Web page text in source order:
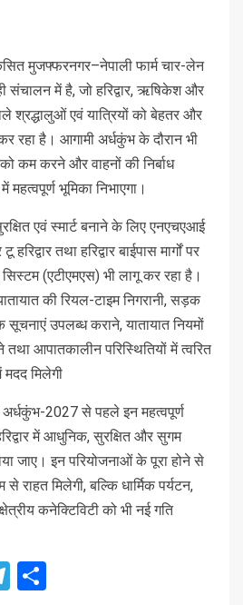
मुजफ्फरनगर–नेपाली फार्म चार-लेन
संचालन में है, जो हरिद्वार, ऋषिकेश और
श्रद्धालुओं एवं यात्रियों को बेहतर और
रहा है। आगामी अर्धकुंभ के दौरान भी
को कम करने और वाहनों की निर्बाध
भूमिका निभाएगा।
एवं स्मार्ट बनाने के लिए एनएचएआई
तथा हरिद्वार बाईपास मार्गों पर
(एटीएमएस) भी लागू कर रहा है।
की रियल-टाइम निगरानी, सड़क
उपलब्ध कराने, यातायात नियमों
आपातकालीन परिस्थितियों में त्वरित
मिलेगी
2027 से पहले इन महत्वपूर्ण
में आधुनिक, सुरक्षित और सुगम
जाए। इन परियोजनाओं के पूरा होने से
राहत मिलेगी, बल्कि धार्मिक पर्यटन,
कनेक्टिविटी को भी नई गति
Telegram